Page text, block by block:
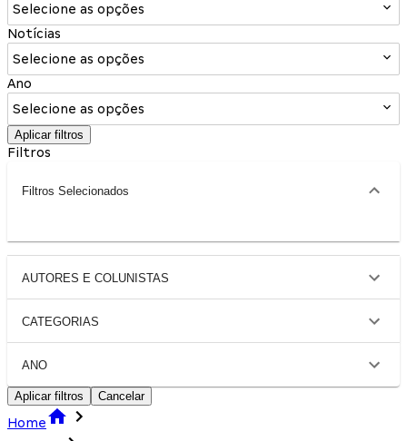
Selecione as opções
Notícias
Selecione as opções
Ano
Selecione as opções
Aplicar filtros
Filtros
Filtros Selecionados
AUTORES E COLUNISTAS
CATEGORIAS
ANO
Aplicar filtros Cancelar
Home